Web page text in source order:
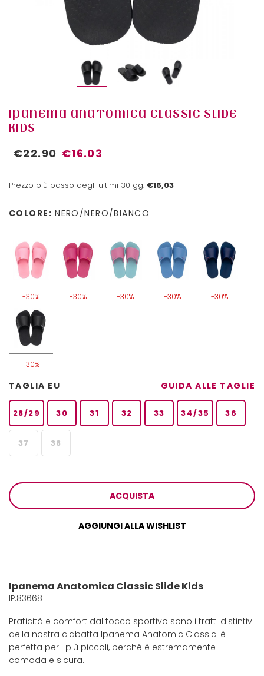
IPANEMA ANATOMICA CLASSIC SLIDE
KIDS
€22.90 €16.03
Prezzo più basso degli ultimi 30 gg: €16,03
COLORE: NERO/NERO/BIANCO
-30% -30% -30% -30% -30%
-30%
TAGLIA EU GUIDA ALLE TAGLIE
28/29 30 31 32 33 34/35 36
37 38
ACQUISTA
AGGIUNGI ALLA WISHLIST
Ipanema Anatomica Classic Slide Kids
IP.83668
Praticità e comfort dal tocco sportivo sono i tratti distintivi
della nostra ciabatta Ipanema Anatomic Classic. è
perfetta per i più piccoli, perché è estremamente
comoda e sicura.